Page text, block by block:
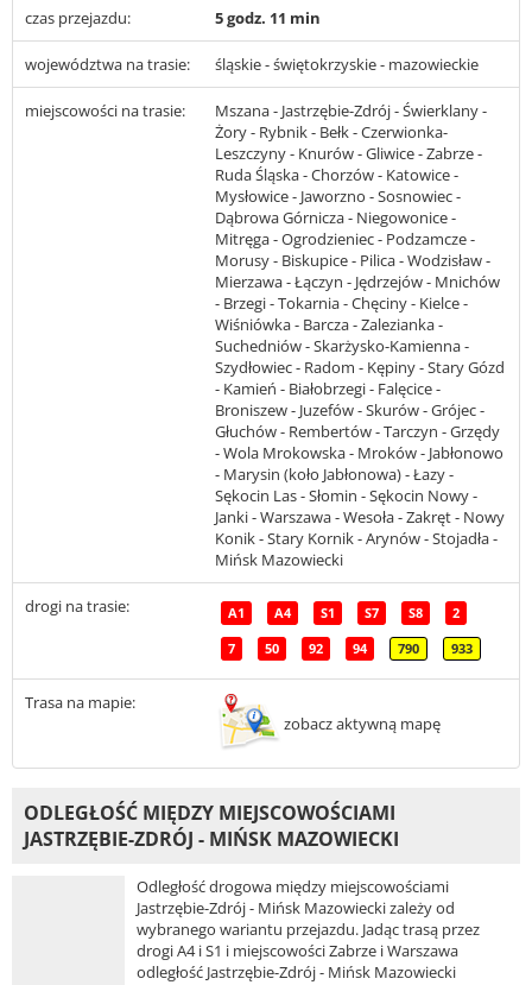
czas przejazdu: 5 godz. 11 min
województwa na trasie: śląskie - świętokrzyskie - mazowieckie
miejscowości na trasie:
Mszana - Jastrzębie-Zdrój - Świerklany -
Żory - Rybnik - Bełk - Czerwionka-
Leszczyny - Knurów - Gliwice - Zabrze -
Ruda Śląska - Chorzów - Katowice -
Mysłowice - Jaworzno - Sosnowiec -
Dąbrowa Górnicza - Niegowonice -
Mitręga - Ogrodzieniec - Podzamcze -
Morusy - Biskupice - Pilica - Wodzisław -
Mierzawa - Łączyn - Jędrzejów - Mnichów
- Brzegi - Tokarnia - Chęciny - Kielce -
Wiśniówka - Barcza - Zalezianka -
Suchedniów - Skarżysko-Kamienna -
Szydłowiec - Radom - Kępiny - Stary Gózd
- Kamień - Białobrzegi - Falęcice -
Broniszew - Juzefów - Skurów - Grójec -
Głuchów - Rembertów - Tarczyn - Grzędy
- Wola Mrokowska - Mroków - Jabłonowo
- Marysin (koło Jabłonowa) - Łazy -
Sękocin Las - Słomin - Sękocin Nowy -
Janki - Warszawa - Wesoła - Zakręt - Nowy
Konik - Stary Kornik - Arynów - Stojadła -
Mińsk Mazowiecki
drogi na trasie: A1 A4 S1 S7 S8 2
7 50 92 94 790 933
Trasa na mapie:
zobacz aktywną mapę
ODLEGŁOŚĆ MIĘDZY MIEJSCOWOŚCIAMI
JASTRZĘBIE-ZDRÓJ - MIŃSK MAZOWIECKI
Odległość drogowa między miejscowościami
Jastrzębie-Zdrój - Mińsk Mazowiecki zależy od
wybranego wariantu przejazdu. Jadąc trasą przez
drogi A4 i S1 i miejscowości Zabrze i Warszawa
odległość Jastrzębie-Zdrój - Mińsk Mazowiecki